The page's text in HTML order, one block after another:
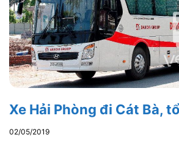
Xe Hải Phòng đi Cát Bà,
02/05/2019